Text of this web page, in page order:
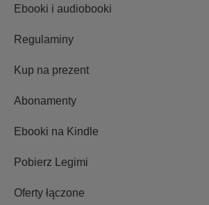
Ebooki i audiobooki
Regulaminy
Kup na prezent
Abonamenty
Ebooki na Kindle
Pobierz Legimi
Oferty łączone